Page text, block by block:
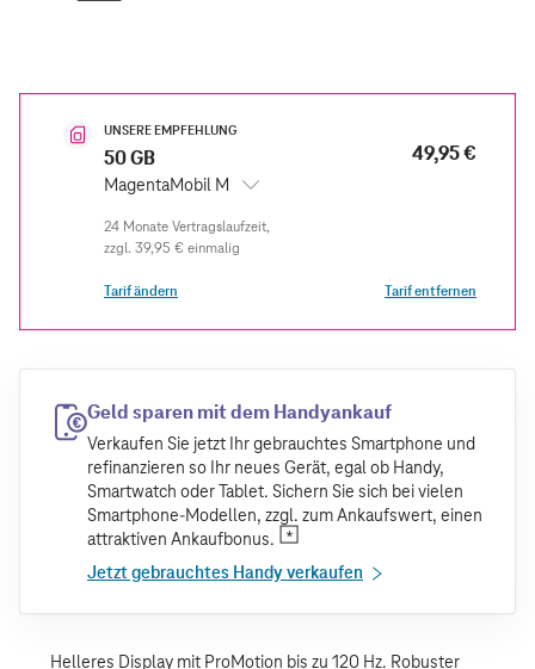
UNSERE EMPFEHLUNG
50 GB
MagentaMobil M
49,95 €
zzgl. 39,95 € einmalig
Tarif ändern Tarif entfernen
Geld sparen mit dem Handyankauf
Verkaufen Sie jetzt Ihr gebrauchtes Smartphone und
refinanzieren so Ihr neues Gerät, egal ob Handy,
Smartwatch oder Tablet. Sichern Sie sich bei vielen
Smartphone-Modellen, zzgl. zum Ankaufswert, einen
attraktiven Ankaufbonus.
Jetzt gebrauchtes Handy verkaufen